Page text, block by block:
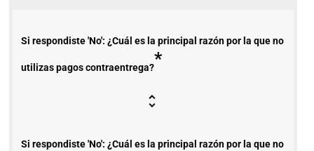
Si respondiste 'No': ¿Cuál es la principal razón por la que no
utilizas pagos contraentrega?*
Si respondiste 'No': ¿Cuál es la principal razón por la que no